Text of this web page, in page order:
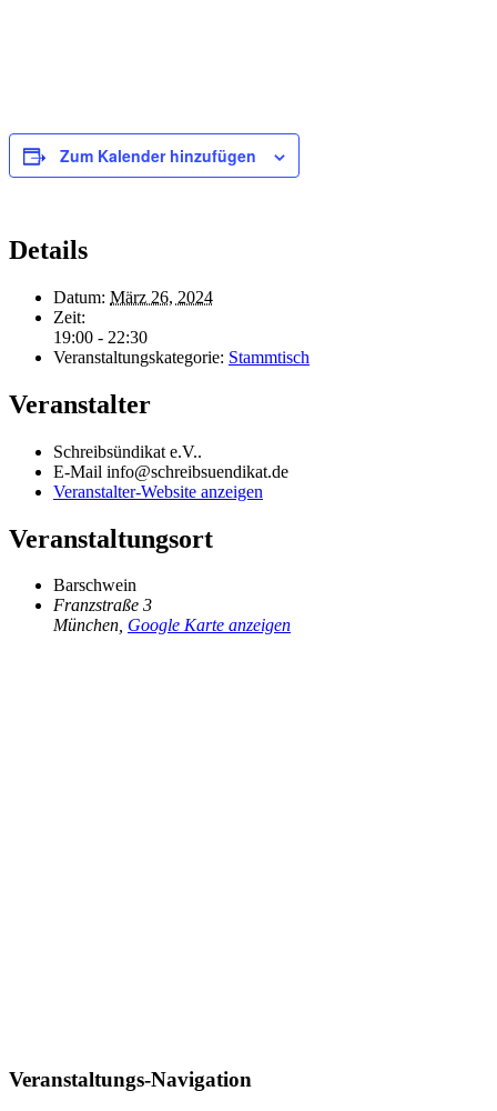
Zum Kalender hinzufügen
Details
Datum: März 26, 2024
Zeit:
19:00 - 22:30
Veranstaltungskategorie: Stammtisch
Veranstalter
Schreibsündikat e.V..
E-Mail info@schreibsuendikat.de
Veranstalter-Website anzeigen
Veranstaltungsort
Barschwein
Franzstraße 3
München, Google Karte anzeigen
Veranstaltungs-Navigation